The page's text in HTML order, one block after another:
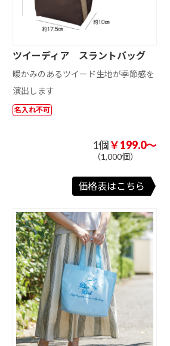
ツイーディア スラントバッグ
暖かみのあるツイード生地が季節感を
演出します
名入れ不可
1個￥199.0～
（1,000個）
価格表はこちら